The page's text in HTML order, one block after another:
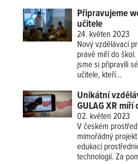
Připravujeme
učitele
24. květen 2023
Nový vzdělávací
právě míří do
jsme si připravili
učitele, kteří...
Unikátní
GULAG XR míří
02. květen 2023
V českém
mimořádný
edukaci
technologií. Za